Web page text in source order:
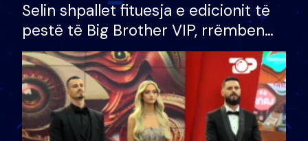
Selin shpallet fituesja e edicionit të
pestë të Big Brother VIP, rrëmben
çmimin e madh prej 100 mijë eurosh